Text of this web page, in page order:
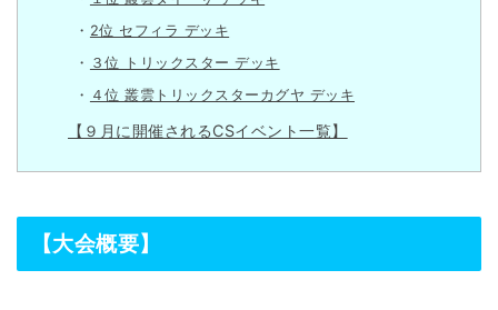
2位 セフィラ デッキ
３位 トリックスター デッキ
４位 叢雲トリックスターカグヤ デッキ
【９月に開催されるCSイベント一覧】
【大会概要】